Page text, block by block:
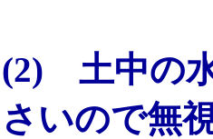
(2) 土中の
さいので無